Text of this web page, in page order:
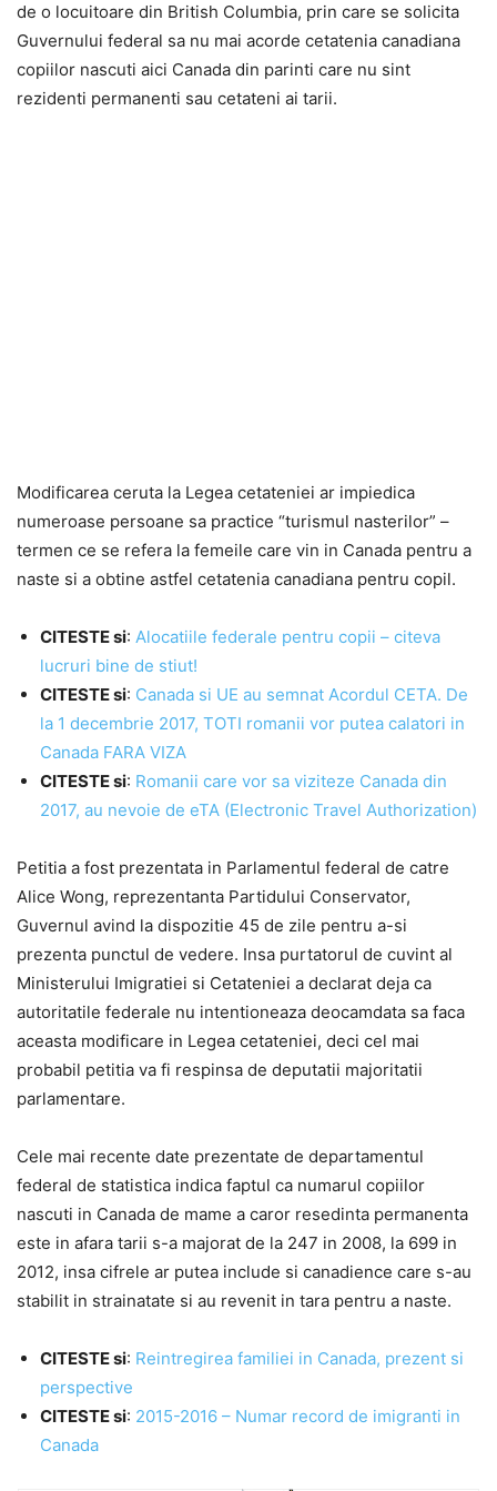
de o locuitoare din British Columbia, prin care se solicita
Guvernului federal sa nu mai acorde cetatenia canadiana
copiilor nascuti aici Canada din parinti care nu sint
rezidenti permanenti sau cetateni ai tarii.
Modificarea ceruta la Legea cetateniei ar impiedica
numeroase persoane sa practice “turismul nasterilor” –
termen ce se refera la femeile care vin in Canada pentru a
naste si a obtine astfel cetatenia canadiana pentru copil.
CITESTE si: Alocatiile federale pentru copii – citeva
lucruri bine de stiut!
CITESTE si: Canada si UE au semnat Acordul CETA. De
la 1 decembrie 2017, TOTI romanii vor putea calatori in
Canada FARA VIZA
CITESTE si: Romanii care vor sa viziteze Canada din
2017, au nevoie de eTA (Electronic Travel Authorization)
Petitia a fost prezentata in Parlamentul federal de catre
Alice Wong, reprezentanta Partidului Conservator,
Guvernul avind la dispozitie 45 de zile pentru a-si
prezenta punctul de vedere. Insa purtatorul de cuvint al
Ministerului Imigratiei si Cetateniei a declarat deja ca
autoritatile federale nu intentioneaza deocamdata sa faca
aceasta modificare in Legea cetateniei, deci cel mai
probabil petitia va fi respinsa de deputatii majoritatii
parlamentare.
Cele mai recente date prezentate de departamentul
federal de statistica indica faptul ca numarul copiilor
nascuti in Canada de mame a caror resedinta permanenta
este in afara tarii s-a majorat de la 247 in 2008, la 699 in
2012, insa cifrele ar putea include si canadience care s-au
stabilit in strainatate si au revenit in tara pentru a naste.
CITESTE si: Reintregirea familiei in Canada, prezent si
perspective
CITESTE si: 2015-2016 – Numar record de imigranti in
Canada